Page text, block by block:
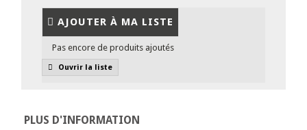
AJOUTER À MA LISTE
Pas encore de produits ajoutés
Ouvrir la liste
PLUS D'INFORMATION